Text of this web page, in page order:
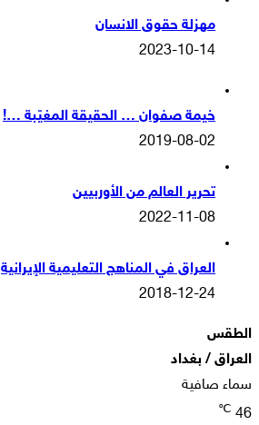
مهزلة حقوق الانسان
2023-10-14
خيمة صفوان … الحقيقة المغيّبة …!
2019-08-02
تحرير العالم من الأوربيين
2022-11-08
العراق في المناهج التعليمية الإيرانية
2018-12-24
الطقس
العراق / بغداد
سماء صافية
46
℃